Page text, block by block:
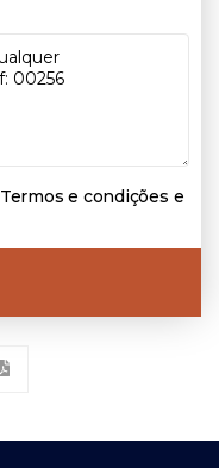
Termos e condições e